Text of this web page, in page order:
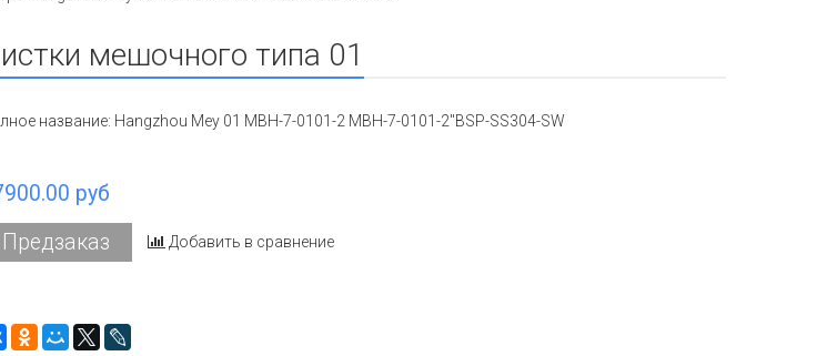
мешочного типа 01
название: Hangzhou Mey 01 MBH-7-0101-2 MBH-7-0101-2"BSP-SS304-SW
руб
Предзаказ
Добавить в сравнение